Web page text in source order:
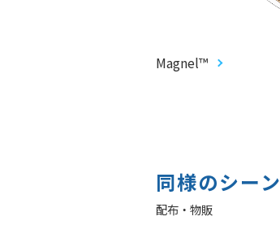
Magnel™
同様のシーン
配布・物販